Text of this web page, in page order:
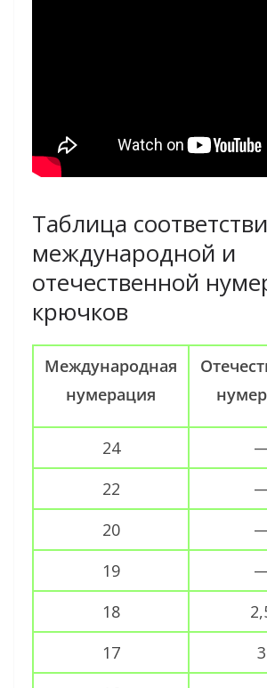
Таблица
международной и
отечественной
крючков
Международная
нумерация
24
22
20
19
18
17
3